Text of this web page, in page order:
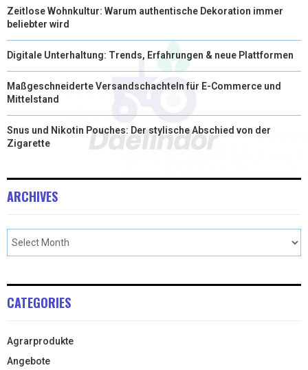
Zeitlose Wohnkultur: Warum authentische Dekoration immer
beliebter wird
Digitale Unterhaltung: Trends, Erfahrungen & neue Plattformen
Maßgeschneiderte Versandschachteln für E-Commerce und
Mittelstand
Snus und Nikotin Pouches: Der stylische Abschied von der
Zigarette
ARCHIVES
CATEGORIES
Agrarprodukte
Angebote